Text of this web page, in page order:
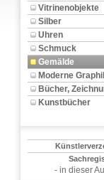
Vitrinenobjekte
Silber
Uhren
Schmuck
Gemälde
Moderne
Bücher,
Kunstbücher
- in dieser